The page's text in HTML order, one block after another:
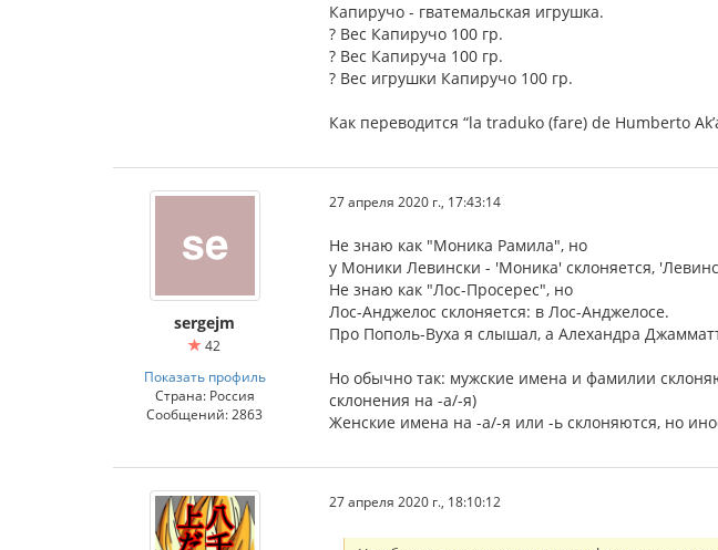
Капиручо - гватемальская игрушка.
? Вес Капиручо 100 гр.
? Вес Капируча 100 гр.
? Вес игрушки Капиручo 100 гр.
Как переводится “la traduko (fare) de Humberto
sergejm
42
Показать профиль
Страна: Россия
Сообщений: 2863
27 апреля 2020 г., 17:43:14
Не знаю как "Моника Рамила", но
у Моники Левински - 'Моника' склоняется,
Не знаю как "Лос-Просерес", но
Лос-Анджелос склоняется: в Лос-Анджелосе.
Про Пополь-Вуха я слышал, а Алехандра
Но обычно так: мужские имена и фамилии
склонения на -а/-я)
Женские имена на -а/-я или -ь склоняются, но
27 апреля 2020 г., 18:10:12